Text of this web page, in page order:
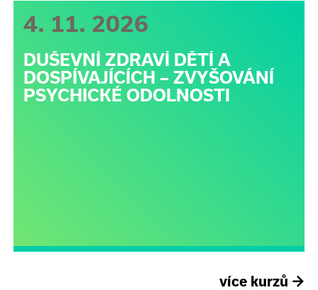
4. 11. 2026
DUŠEVNÍ ZDRAVÍ DĚTÍ A
DOSPÍVAJÍCÍCH – ZVYŠOVÁNÍ
PSYCHICKÉ ODOLNOSTI
více kurzů →